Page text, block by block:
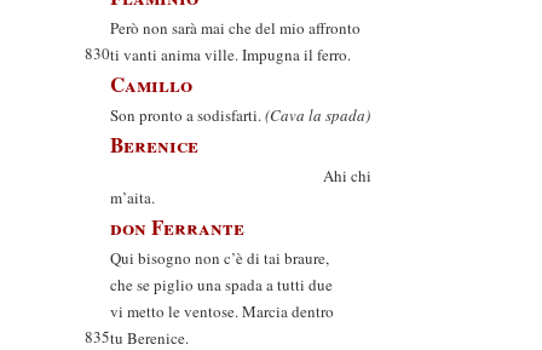
Però non sarà mai che del mio affronto
830ti vanti anima ville. Impugna il ferro.
Camillo
Son pronto a sodisfarti.(Cava la spada)
Berenice
Ahi chi
m’aita.
don Ferrante
Qui bisogno non c’è di tai braure,
che se piglio una spada a tutti due
vi metto le ventose. Marcia dentro
835tu Berenice.